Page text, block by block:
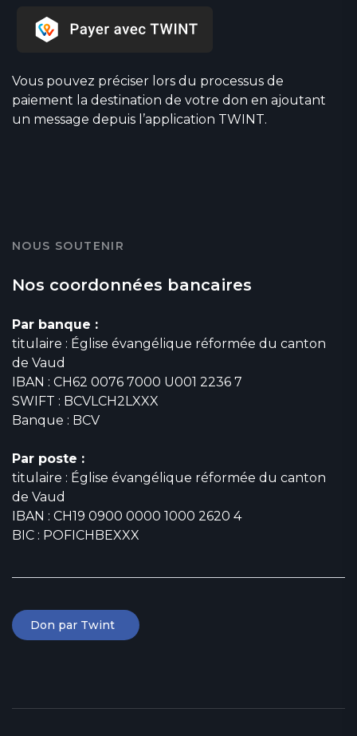
Vous pouvez préciser lors du processus de
paiement la destination de votre don en ajoutant
un message depuis l’application TWINT.
NOUS SOUTENIR
Nos coordonnées bancaires
Par banque :
titulaire : Église évangélique réformée du canton
de Vaud
IBAN : CH62 0076 7000 U001 2236 7
SWIFT : BCVLCH2LXXX
Banque : BCV
Par poste :
titulaire : Église évangélique réformée du canton
de Vaud
IBAN : CH19 0900 0000 1000 2620 4
BIC : POFICHBEXXX
Don par Twint